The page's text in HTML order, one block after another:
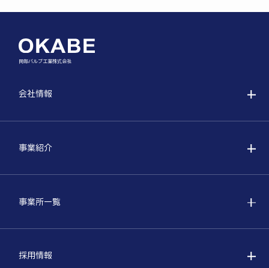
岡部バルブ工業株式会社
会社情報
事業紹介
事業所一覧
採用情報